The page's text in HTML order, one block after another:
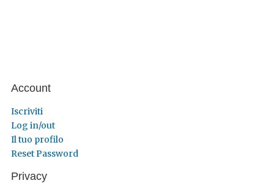
Account
Iscriviti
Log in/out
Il tuo profilo
Reset Password
Privacy